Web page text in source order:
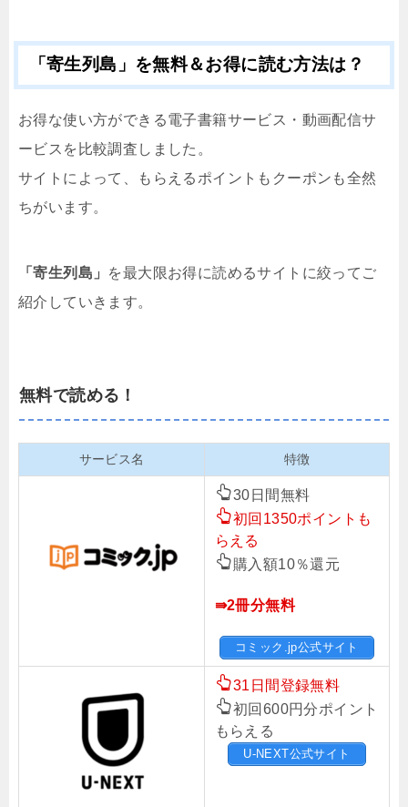
「寄生列島」を無料＆お得に読む方法は？
お得な使い方ができる電子書籍サービス・動画配信サ
ービスを比較調査しました。
サイトによって、もらえるポイントもクーポンも全然
ちがいます。
「寄生列島」 を最大限お得に読めるサイトに絞ってご
紹介していきます。
無料で読める！
サービス名 特徴
30日間無料
初回1350ポイントも
らえる
購入額10％還元
⇛2冊分無料
コミック.jp公式サイト
31日間登録無料
初回600円分ポイント
もらえる
U-NEXT公式サイト